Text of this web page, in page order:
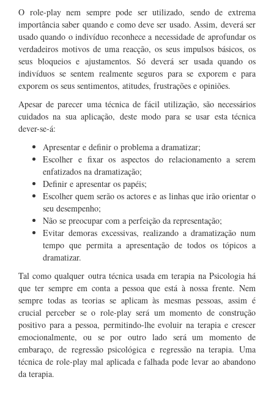
O role-play nem sempre pode ser utilizado, sendo de extrema
importância saber quando e como deve ser usado. Assim, deverá ser
usado quando o indivíduo reconhece a necessidade de aprofundar os
verdadeiros motivos de uma reacção, os seus impulsos básicos, os
seus bloqueios e ajustamentos. Só deverá ser usada quando os
indivíduos se sentem realmente seguros para se exporem e para
exporem os seus sentimentos, atitudes, frustrações e opiniões.
Apesar de parecer uma técnica de fácil utilização, são necessários
cuidados na sua aplicação, deste modo para se usar esta técnica
dever-se-á:
Apresentar e definir o problema a dramatizar;
Escolher e fixar os aspectos do relacionamento a serem
enfatizados na dramatização;
Definir e apresentar os papéis;
Escolher quem serão os actores e as linhas que irão orientar o
seu desempenho;
Não se preocupar com a perfeição da representação;
Evitar demoras excessivas, realizando a dramatização num
tempo que permita a apresentação de todos os tópicos a
dramatizar.
Tal como qualquer outra técnica usada em terapia na Psicologia há
que ter sempre em conta a pessoa que está à nossa frente. Nem
sempre todas as teorias se aplicam às mesmas pessoas, assim é
crucial perceber se o role-play será um momento de construção
positivo para a pessoa, permitindo-lhe evoluir na terapia e crescer
emocionalmente, ou se por outro lado será um momento de
embaraço, de regressão psicológica e regressão na terapia. Uma
técnica de role-play mal aplicada e falhada pode levar ao abandono
da terapia.